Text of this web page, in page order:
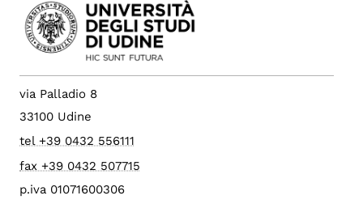
via Palladio 8
33100 Udine
tel +39 0432 556111
fax +39 0432 507715
p.iva 01071600306